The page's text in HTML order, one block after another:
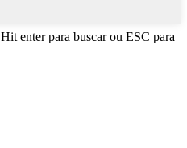
Hit enter para buscar ou ESC para